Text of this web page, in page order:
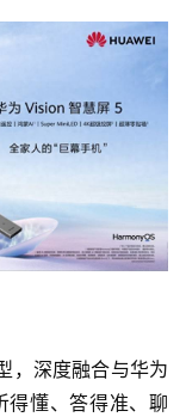
，深度融合与华为
得懂、答得准、聊